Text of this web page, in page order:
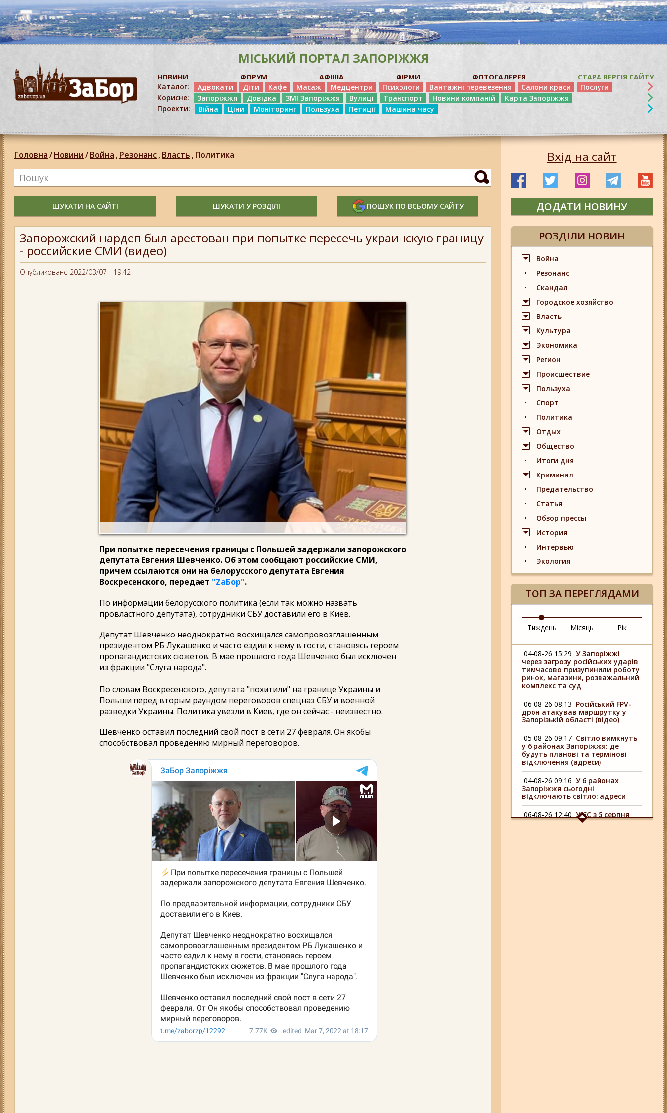
МІСЬКИЙ ПОРТАЛ ЗАПОРІЖЖЯ
НОВИНИ ФОРУМ АФІША ФІРМИ ФОТОГАЛЕРЕЯ
СТАРА ВЕРСІЯ САЙТУ
Каталог:
Адвокати Діти Кафе Масаж Медцентри Психологи Вантажні перевезення Салони краси
Послуги
Корисне:
Запоріжжя Довідка ЗМІ Запоріжжя Вулиці Транспорт Новини компаній
Карта Запоріжжя
Проекти:
Війна Ціни Моніторинг Пользуха Петиції Машина часу
Головна/Новини/Война ,Резонанс,Власть ,Политика
ШУКАТИ НА САЙТІ ШУКАТИ У РОЗДІЛІ ПОШУК ПО ВСЬОМУ САЙТУ
Запорожский нардеп был арестован при попытке пересечь украинскую границу
- российские СМИ (видео)
Опубликовано 2022/03/07 - 19:42
При попытке пересечения границы с Польшей задержали запорожского
депутата Евгения Шевченко. Об этом сообщают российские СМИ,
причем ссылаются они на белорусского депутата Евгения
Воскресенского, передает "ZаБор".
По информации белорусского политика (если так можно назвать
провластного депутата), сотрудники СБУ доставили его в Киев.
Депутат Шевченко неоднократно восхищался самопровозглашенным
президентом РБ Лукашенко и часто ездил к нему в гости, становясь героем
пропагандистских сюжетов. В мае прошлого года Шевченко был исключен
из фракции "Слуга народа".
По словам Воскресенского, депутата "похитили" на границе Украины и
Польши перед вторым раундом переговоров спецназ СБУ и военной
разведки Украины. Политика увезли в Киев, где он сейчас - неизвестно.
Шевченко оставил последний свой пост в сети 27 февраля. Он якобы
способствовал проведению мирный переговоров.
Вхід на сайт
ДОДАТИ НОВИНУ
РОЗДІЛИ НОВИН
Война
Резонанс
Скандал
Городское хозяйство
Власть
Культура
Экономика
Регион
Происшествие
Пользуха
Спорт
Политика
Отдых
Общество
Итоги дня
Криминал
Предательство
Статья
Обзор прессы
История
Интервью
Экология
ТОП ЗА ПЕРЕГЛЯДАМИ
Тиждень Місяць Рік
04-08-26 15:29 У Запоріжжі
через загрозу російських ударів
тимчасово призупинили роботу
ринок, магазини, розважальний
комплекс та суд
06-08-26 08:13 Російський FPV-
дрон атакував маршрутку у
Запорізькій області (відео)
05-08-26 09:17 Світло вимкнуть
у 6 районах Запоріжжя: де
будуть планові та термінові
відключення (адреси)
04-08-26 09:16 У 6 районах
Запоріжжя сьогодні
відключають світло: адреси
06-08-26 12:40 У ЄС з 5 серпня
змінюють правила тимчасового